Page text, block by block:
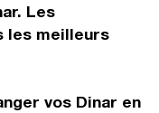
Les
les meilleurs
vos Dinar en